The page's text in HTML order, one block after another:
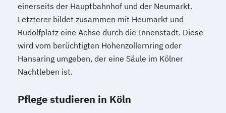
einerseits der Hauptbahnhof und der Neumarkt.
Letzterer bildet zusammen mit Heumarkt und
Rudolfplatz eine Achse durch die Innenstadt. Diese
wird vom berüchtigten Hohenzollernring oder
Hansaring umgeben, der eine Säule im Kölner
Nachtleben ist.
Pflege studieren in Köln